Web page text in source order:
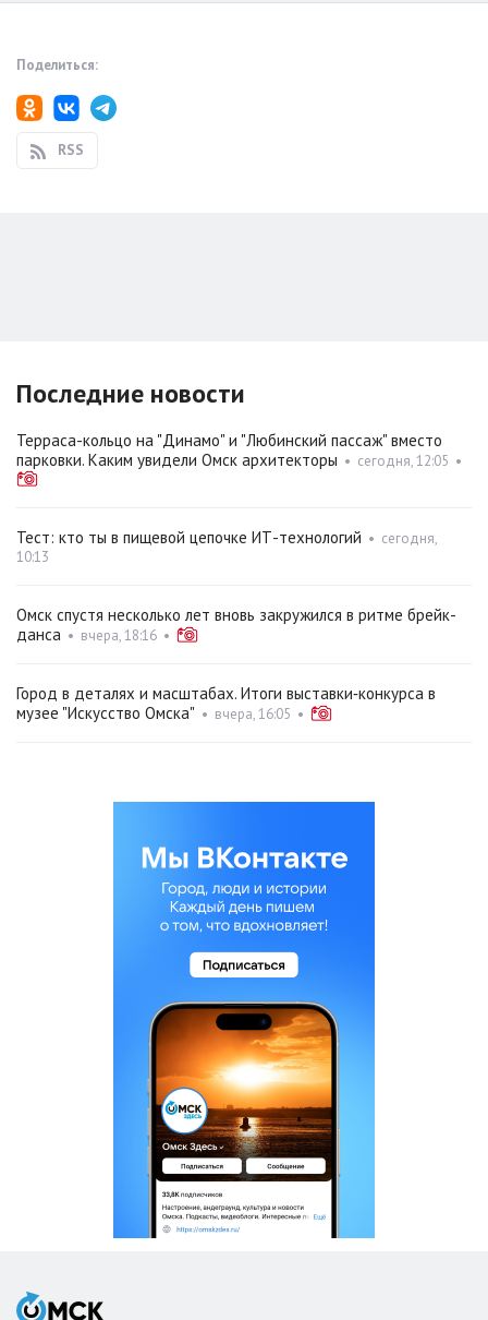
Поделиться:
RSS
Последние новости
Терраса-кольцо на "Динамо" и "Любинский пассаж" вместо
парковки. Каким увидели Омск архитекторы • сегодня, 12:05 •
Тест: кто ты в пищевой цепочке ИТ-технологий • сегодня,
10:13
Омск спустя несколько лет вновь закружился в ритме брейк-
данса • вчера, 18:16 •
Город в деталях и масштабах. Итоги выставки‑конкурса в
музее "Искусство Омска" • вчера, 16:05 •